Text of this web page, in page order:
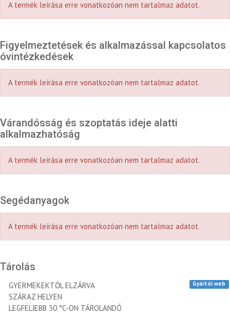
A termék leírása erre vonatkozóan nem tartalmaz adatot.
Figyelmeztetések és alkalmazással kapcsolatos
óvintézkedések
A termék leírása erre vonatkozóan nem tartalmaz adatot.
Várandósság és szoptatás ideje alatti
alkalmazhatóság
A termék leírása erre vonatkozóan nem tartalmaz adatot.
Segédanyagok
A termék leírása erre vonatkozóan nem tartalmaz adatot.
Tárolás
GYERMEKEKTŐL ELZÁRVA
SZÁRAZ HELYEN
LEGFELJEBB 30 °C-ON TÁROLANDÓ
Gyártói web